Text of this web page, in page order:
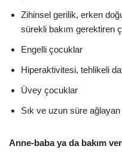
Zihinsel gerilik, erken
sürekli bakım gerektiren
Engelli çocuklar
Hiperaktivitesi, tehlikeli
Üvey çocuklar
Sık ve uzun süre
Anne-baba ya da bakım